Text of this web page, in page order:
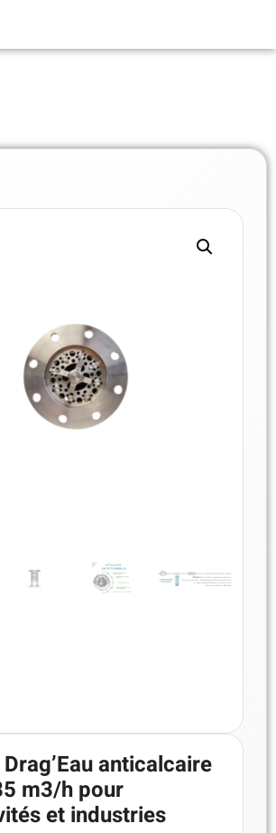
anticalcaire
m3/h pour
et industries